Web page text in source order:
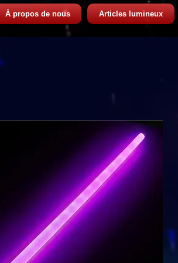
À propos de nous Articles lumineux